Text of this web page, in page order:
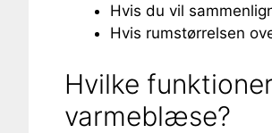
Hvis du vil
Hvis rumstørrelsen
Hvilke
varmeblæse?